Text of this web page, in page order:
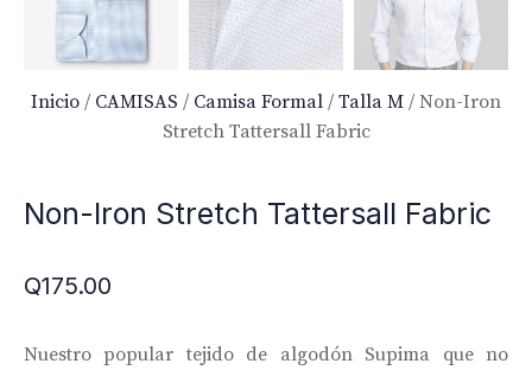
Inicio / CAMISAS / Camisa Formal / Talla M / Non-Iron
Stretch Tattersall Fabric
Non-Iron Stretch Tattersall Fabric
Q175.00
Nuestro popular tejido de algodón Supima que no